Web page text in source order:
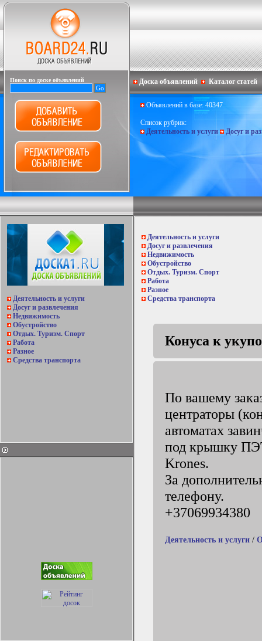
Поиск по доске объявлений
Деятельность и услуги
Досуг и развлечения
Недвижимость
Обустройство
Отдых. Туризм. Спорт
Работа
Разное
Средства транспорта
Доска объявлений Каталог статей
Объявлений в базе: 40347
Список рубрик:
Деятельность и услуги
Досуг и
Деятельность и услуги
Досуг и развлечения
Недвижимость
Обустройство
Отдых. Туризм. Спорт
Работа
Разное
Средства транспорта
Конуса к
По вашему
центраторы
автоматах
под крышку
Krones.
За
телефону.
+37069934380
Деятельность и услуги /